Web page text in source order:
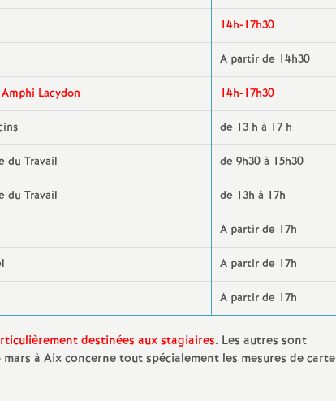
s
e
i
e
m
14h-17h30
A partir de 14h30
Lacydon 14h-17h30
de 13 h à 17 h
du Travail de 9h30 à 15h30
du Travail de 13h à 17h
A partir de 17h
A partir de 17h
A partir de 17h
destinées aux stagiaires. Les autres sont
à Aix concerne tout spécialement les mesures de carte